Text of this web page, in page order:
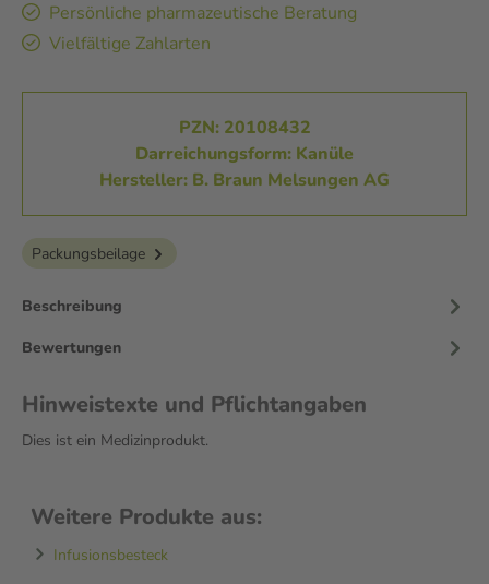
Persönliche pharmazeutische Beratung
Vielfältige Zahlarten
PZN: 20108432
Darreichungsform: Kanüle
Hersteller: B. Braun Melsungen AG
Packungsbeilage
Beschreibung
Bewertungen
Hinweistexte und Pflichtangaben
Dies ist ein Medizinprodukt.
Weitere Produkte aus:
Infusionsbesteck